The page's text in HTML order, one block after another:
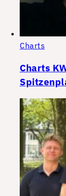
Charts
Charts